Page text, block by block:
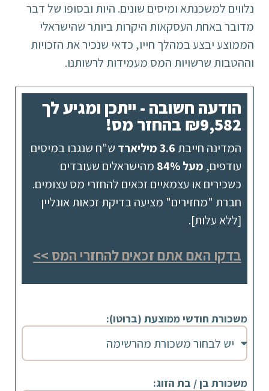
נלווים למשכנתא ומיסים שונים. היות ובסופו של דבר
מדובר באחת העסקאות היקרות ביותר שהישראלי
הממוצע יבצע במהלך חייו, כדאי שנכיר את הזכויות
וההטבות שרשויות המס מעמידות לרשותנו.
הודעה חשובה - ייתכן ומגיע לך
₪9,582 בהחזר מס!
המדינה חייבת 3.6 מיליארד
ש"ח שנגבו במיסים
עודפים, מעל 84%
מהישראלים שעובדים
כשכירים או עצמאיים זכאים להחזרי מס עצומים.
חברת "מחזירים" מציעה בדיקת זכאות אונליין
[ללא עלות].
בדקו האם אתם זכאים להחזרי המס >>
משכורת חודשי ממוצעת (ברוטו):
משכורת בן / בת הזוג: